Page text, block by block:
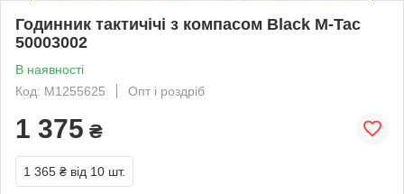
Годинник тактичічі з компасом Black M-Tac
50003002
В наявності
Код: M1255625
Опт і роздріб
1 375 ₴
1 365 ₴ від 10 шт.